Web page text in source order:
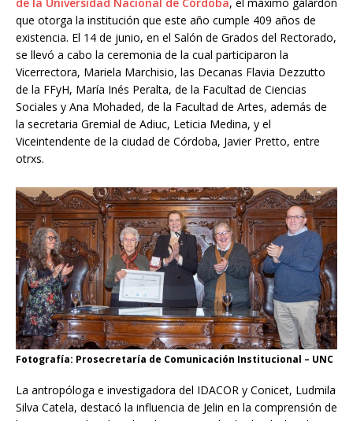
de la Universidad Nacional de Córdoba, el máximo galardón
que otorga la institución que este año cumple 409 años de
existencia. El 14 de junio, en el Salón de Grados del Rectorado,
se llevó a cabo la ceremonia de la cual participaron la
Vicerrectora, Mariela Marchisio, las Decanas Flavia Dezzutto
de la FFyH, María Inés Peralta, de la Facultad de Ciencias
Sociales y Ana Mohaded, de la Facultad de Artes, además de
la secretaria Gremial de Adiuc, Leticia Medina, y el
Viceintendente de la ciudad de Córdoba, Javier Pretto, entre
otrxs.
Fotografía: Prosecretaría de Comunicación Institucional – UNC
La antropóloga e investigadora del IDACOR y Conicet, Ludmila
Silva Catela, destacó la influencia de Jelin en la comprensión de